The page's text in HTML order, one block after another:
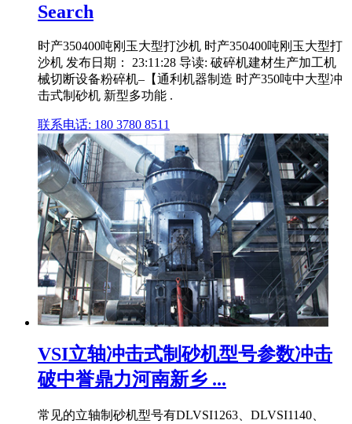
Search
时产350400吨刚玉大型打沙机 时产350400吨刚玉大型打
沙机 发布日期： 23:11:28 导读: 破碎机建材生产加工机
械切断设备粉碎机–【通利机器制造 时产350吨中大型冲
击式制砂机 新型多功能 .
联系电话: 180 3780 8511
VSI立轴冲击式制砂机型号参数冲击
破中誉鼎力河南新乡 ...
常见的立轴制砂机型号有DLVSI1263、DLVSI1140、